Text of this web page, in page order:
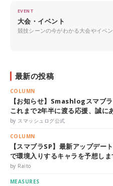
EVENT
大会・イベント
競技シーンの今がわかる大会やイベ
最新の投稿
COLUMN
【お知らせ】Smashlogスマブ
これまで2年半に渡る応援、誠に
by スマッシュログ公式
COLUMN
【スマブラSP】最新アップデ
で環境入りするキャラを予想しま
by Raito
MEASURES